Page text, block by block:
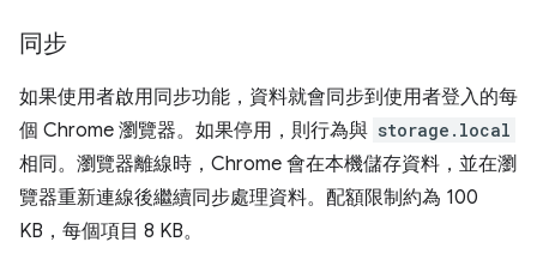
同步
如果使用者啟用同步功能，資料就會同步到使用者登入的每
個 Chrome 瀏覽器。如果停用，則行為與 storage.local
相同。瀏覽器離線時，Chrome 會在本機儲存資料，並在瀏
覽器重新連線後繼續同步處理資料。配額限制約為 100
KB，每個項目 8 KB。